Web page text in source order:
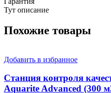
Тут описание
Похожие товары
Добавить в избранное
Станция контроля
Aquarite Advanced (300